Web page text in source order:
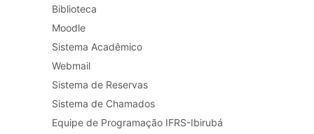
Biblioteca
Moodle
Sistema Acadêmico
Webmail
Sistema de Reservas
Sistema de Chamados
Equipe de Programação IFRS-Ibirubá